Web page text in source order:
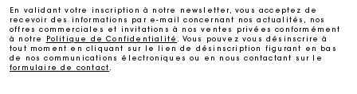
Echanges & Retours offerts
En validant votre inscription à notre newsletter, vous acceptez de
recevoir des informations par e-mail concernant nos actualités, nos
offres commerciales et invitations à nos ventes privées conformément
à notre
Politique de Confidentialité
. Vous pouvez vous désinscrire à
tout moment en cliquant sur le lien de désinscription figurant en bas
de nos communications électroniques ou en nous contactant sur le
formulaire de contact